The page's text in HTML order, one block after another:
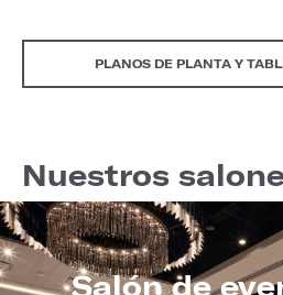
PLANOS DE PLANTA Y
Nuestros
Salón de